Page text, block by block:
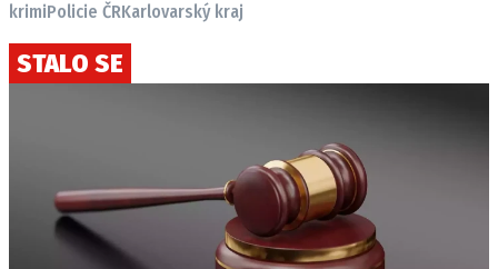
krimiPolicie ČRKarlovarský kraj
STALO SE